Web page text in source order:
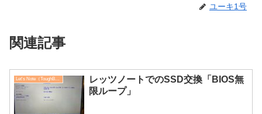
ユーキ1号
関連記事
Let's Note（ToughBook）
レッツノートでのSSD交換「BIOS無
限ループ」